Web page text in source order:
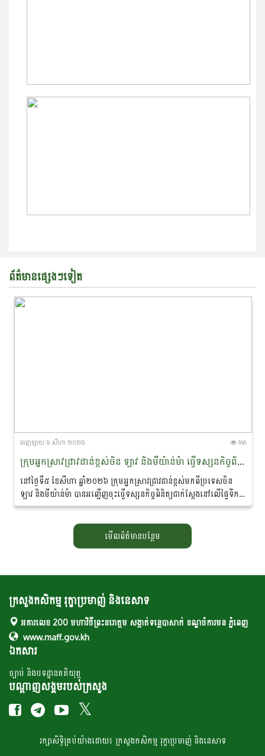
ព័ត៌មានផ្សេងៗទៀត
ចេញ​ផ្សាយ​ ៦ សីហា ២០២៦ 166
ក្រុមអ្នកស្រាវជ្រាវជាន់ខ្ពស់ចិន ឡាវ និងមីយ៉ាន់ម៉ា ធ្វើទស្សន​កិច្ច​ពិនិត្យជាក់ស្តែងនៅដែនជម្រកសត្វផ្សោតទន្លេមេគង្គ ក្នុងខេត្តក្រចេះ
នៅថ្ងៃទី៥ ខែសីហា ឆ្នាំ២០២៦ ក្រុមអ្នកស្រាវជ្រាវជាន់ខ្ពស់ម​ក​ពី​ប្រទេសចិន
ឡាវ និងមីយ៉ាន់ម៉ា បានអញ្ជើញចុះធ្វើទស្សនកិច្ច​ពិនិត្យ​ជាក់ស្តែងនៅលើផ្ទៃទឹក
នៃទន្លេមេគង្គ...
មើលព័ត៌មានបន្ថែម
ក្រសួងកសិកម្ម រុក្ខាប្រមាញ់ និងនេសាទ
អគារលេខ 200 មហាវិថីព្រះនរោត្តម សង្កាត់ទន្លេបាសាក់ ខណ្ឌចំការមន ភ្នំពេញ
www.maff.gov.kh
ឯកសារ
ច្បាប់ និងបទដ្ឋានគតិយុត្ត
បណ្តាញសង្គមរបស់ក្រសួង
រក្សា​​សិទ្ធិគ្រប់​​​យ៉ាង​ដោយ៖ ក្រសួង​កសិកម្ម​ រុក្ខា​ប្រមាញ់​ និង​​នេសាទ